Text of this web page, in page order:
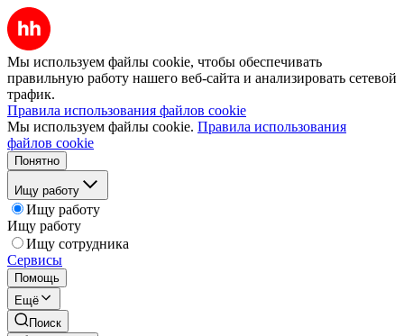
Мы используем файлы cookie, чтобы обеспечивать
правильную работу нашего веб-сайта и анализировать сетевой
трафик.
Правила использования файлов cookie
Мы используем файлы cookie. Правила использования
файлов cookie
Понятно
Ищу работу
Ищу работу
Ищу работу
Ищу сотрудника
Сервисы
Помощь
Ещё
Поиск